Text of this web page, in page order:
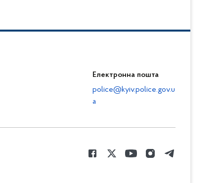
Електронна пошта
police@kyiv.police.gov.u
a